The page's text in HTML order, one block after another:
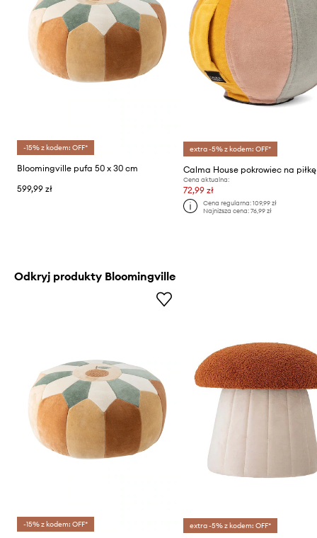
-15% z kodem: OFF*
Bloomingville pufa 50 x 30 cm
599,99 zł
extra -5% z kodem: OFF*
Cena aktualna:
72,99 zł
Cena regularna: 109,99 zł
Najniższa cena: 76,99 zł
Odkryj produkty Bloomingville
-15% z kodem: OFF* extra -5% z kodem: OFF*